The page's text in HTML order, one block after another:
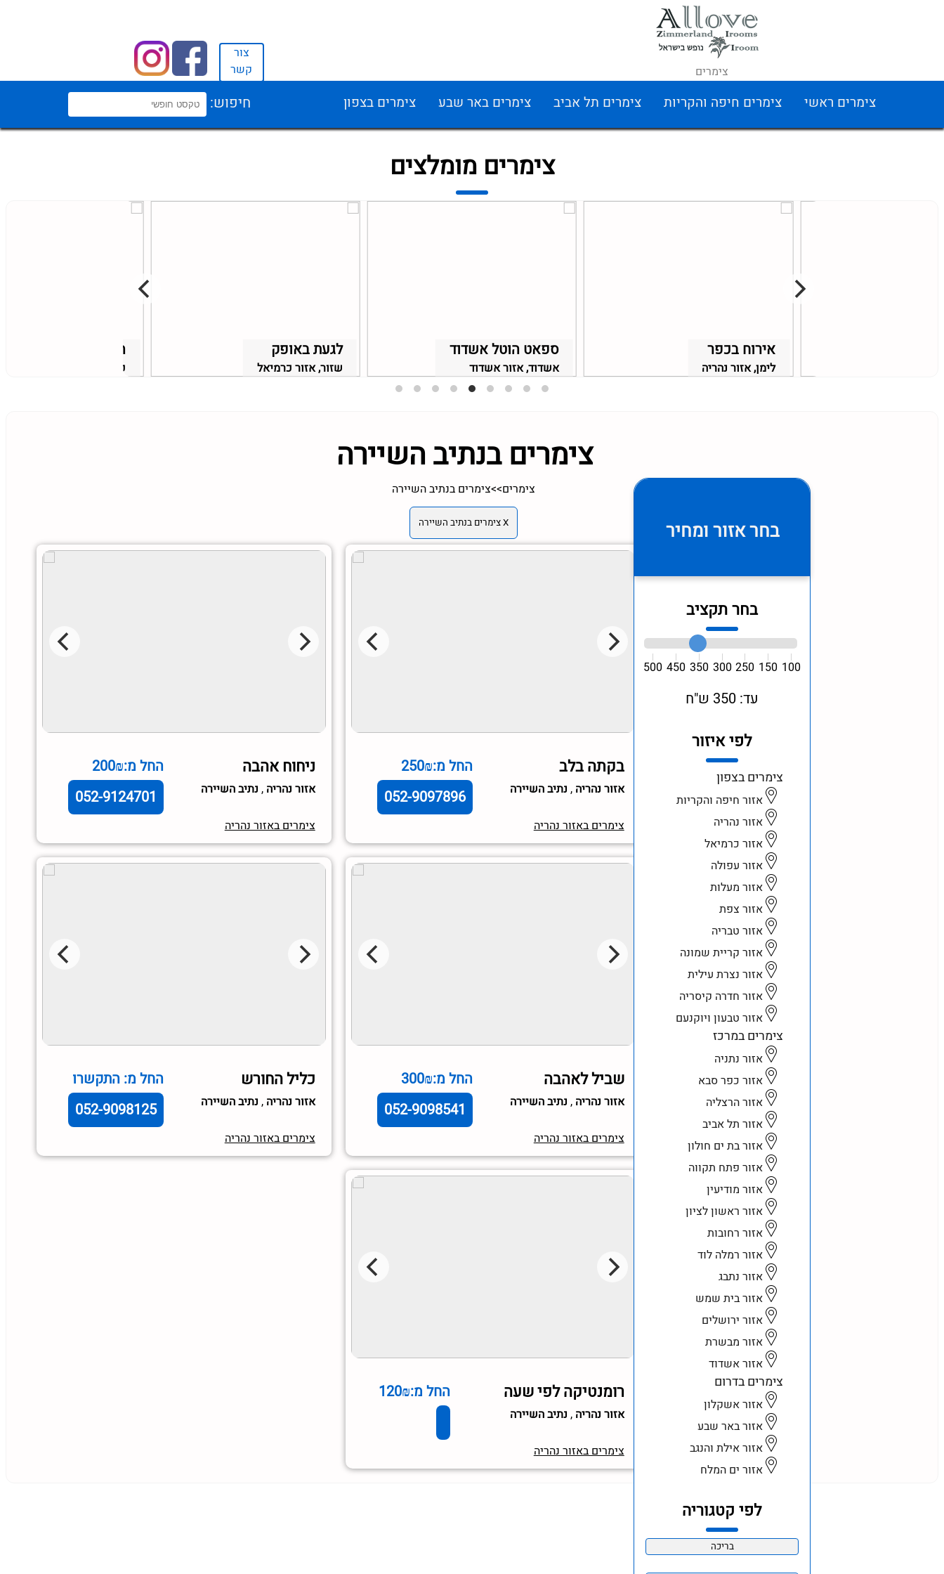
צימרים
צור
קשר
צימרים ראשי צימרים חיפה והקריות צימרים תל אביב צימרים באר שבע צימרים בצפון חיפוש:
צימרים מומלצים
הבקתה 22
כפר אחים, אזור אשדוד
לגעת באופק
שזור, אזור כרמיאל
ספאט הוטל אשדוד
אשדוד, אזור אשדוד
אירוח בכפר
לימן, אזור נהריה
בחר אזור ומחיר
בחר תקציב
100
150
250
300
350
450
500
עד: 350 ש"ח
לפי איזור
צימרים בצפון
אזור חיפה והקריות
אזור נהריה
אזור כרמיאל
אזור עפולה
אזור מעלות
אזור צפת
אזור טבריה
אזור קריית שמונה
אזור נצרת עילית
אזור חדרה קיסריה
אזור טבעון ויוקנעם
צימרים במרכז
אזור נתניה
אזור כפר סבא
אזור הרצליה
אזור תל אביב
אזור בת ים חולון
אזור פתח תקווה
אזור מודיעין
אזור ראשון לציון
אזור רחובות
אזור רמלה לוד
אזור נתבג
אזור בית שמש
אזור ירושלים
אזור מבשרת
אזור אשדוד
צימרים בדרום
אזור אשקלון
אזור באר שבע
אזור אילת והנגב
אזור ים המלח
לפי קטגוריה
צימרים בנתיב השיירה
צימרים>>צימרים בנתיב השיירה
X צימרים בנתיב השיירה
בקתה בלב החל מ:250₪
אזור נהריה , נתיב השיירה 052-9097896
צימרים באזור נהריה
ניחוח אהבה החל מ:200₪
אזור נהריה , נתיב השיירה 052-9124701
צימרים באזור נהריה
שביל לאהבה החל מ:300₪
אזור נהריה , נתיב השיירה 052-9098541
צימרים באזור נהריה
כליל החורש החל מ: התקשרו
אזור נהריה , נתיב השיירה 052-9098125
צימרים באזור נהריה
רומנטיקה לפי שעה החל מ:120₪
אזור נהריה , נתיב השיירה
צימרים באזור נהריה